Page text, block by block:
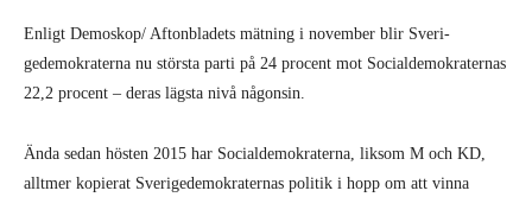
Enligt Demoskop/ Aftonbladets mätning i november blir Sveri­
gedemokraterna nu största parti på 24 procent mot Soci­aldemokraternas
22,2 procent – deras lägsta nivå någonsin.
Ända sedan hösten 2015 har Socialdemokraterna, liksom M och KD,
alltmer kopierat Sverigedemokra­ternas politik i hopp om att vinna